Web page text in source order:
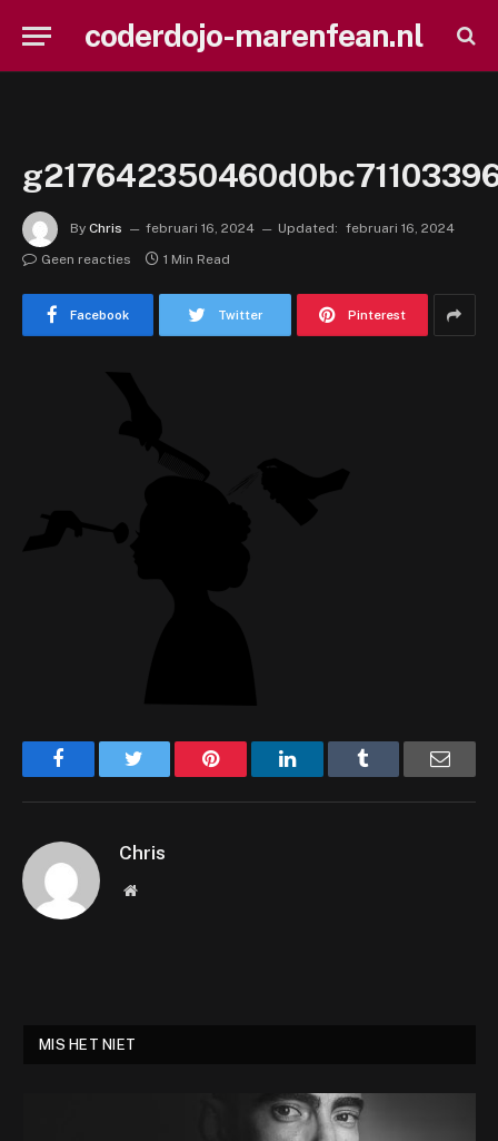
coderdojo-marenfean.nl
By Chris februari 16, 2024 Updated: februari 16, 2024
Geen reacties
1 Min Read
Facebook Twitter Pinterest
Facebook Pinterest LinkedIn Email
Chris
Website
MIS HET NIET